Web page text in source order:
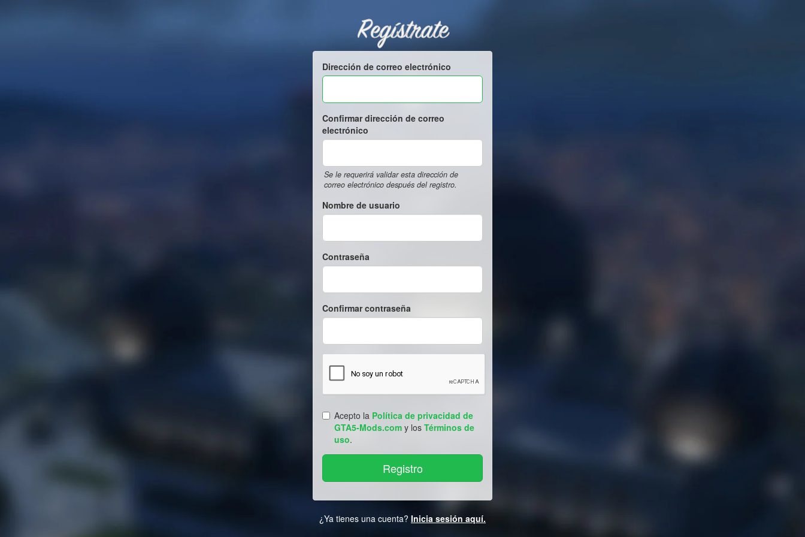
Regístrate
Dirección de correo electrónico
Confirmar dirección de correo
electrónico
Se le requerirá validar esta dirección de
correo electrónico después del registro.
Nombre de usuario
Contraseña
Confirmar contraseña
Acepto la Política de privacidad de
GTA5-Mods.com y los Términos de
uso.
¿Ya tienes una cuenta? Inicia sesión aquí.